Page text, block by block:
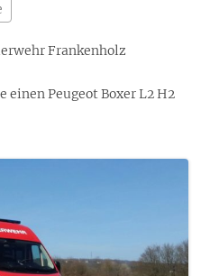
Frankenholz
einen Peugeot Boxer L2 H2